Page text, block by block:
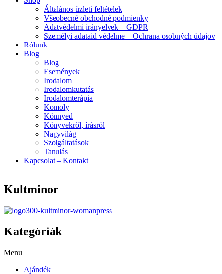
Általános üzleti feltételek
Všeobecné obchodné podmienky
Adatvédelmi irányelvek – GDPR
Személyi adataid védelme – Ochrana osobných údajov
Rólunk
Blog
Blog
Események
Irodalom
Irodalomkutatás
Irodalomterápia
Komoly
Könnyed
Könyvekről, írásról
Nagyvilág
Szolgáltatások
Tanulás
Kapcsolat – Kontakt
Kultminor
Kategóriák
Menu
Ajándék